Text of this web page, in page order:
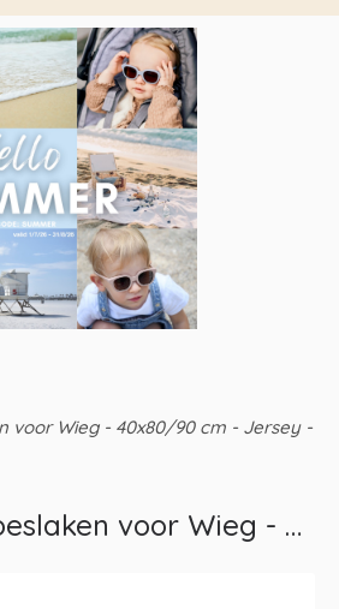
voor Wieg - 40x80/90 cm - Jersey -
Hé Baby - Hoeslaken voor Wieg - 40x80/90 cm - Jersey - Lily Green